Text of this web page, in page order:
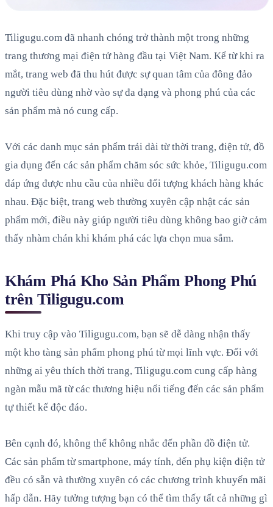
Tiligugu.com đã nhanh chóng trở thành một trong những
trang thương mại điện tử hàng đầu tại Việt Nam. Kể từ khi ra
mắt, trang web đã thu hút được sự quan tâm của đông đảo
người tiêu dùng nhờ vào sự đa dạng và phong phú của các
sản phẩm mà nó cung cấp.
Với các danh mục sản phẩm trải dài từ thời trang, điện tử, đồ
gia dụng đến các sản phẩm chăm sóc sức khỏe, Tiligugu.com
đáp ứng được nhu cầu của nhiều đối tượng khách hàng khác
nhau. Đặc biệt, trang web thường xuyên cập nhật các sản
phẩm mới, điều này giúp người tiêu dùng không bao giờ cảm
thấy nhàm chán khi khám phá các lựa chọn mua sắm.
Khám Phá Kho Sản Phẩm Phong Phú
trên Tiligugu.com
Khi truy cập vào Tiligugu.com, bạn sẽ dễ dàng nhận thấy
một kho tàng sản phẩm phong phú từ mọi lĩnh vực. Đối với
những ai yêu thích thời trang, Tiligugu.com cung cấp hàng
ngàn mẫu mã từ các thương hiệu nổi tiếng đến các sản phẩm
tự thiết kế độc đáo.
Bên cạnh đó, không thể không nhắc đến phần đồ điện tử.
Các sản phẩm từ smartphone, máy tính, đến phụ kiện điện tử
đều có sẵn và thường xuyên có các chương trình khuyến mãi
hấp dẫn. Hãy tưởng tượng bạn có thể tìm thấy tất cả những gì